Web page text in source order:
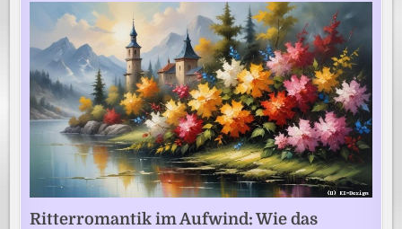
Ritterromantik im Aufwind: Wie das